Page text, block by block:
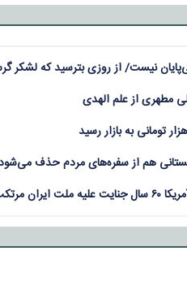
نیست/ از روزی بترسید که لشکر
مطهری از علم الهدی
هم از سفره‌های مردم حذف
مرتکب شد